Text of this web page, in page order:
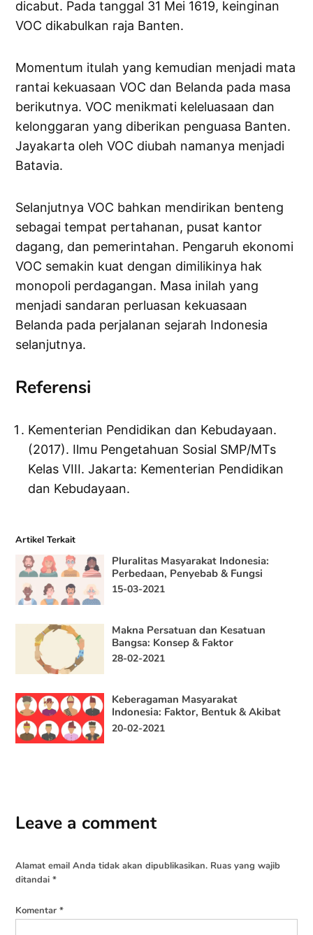
dicabut. Pada tanggal 31 Mei 1619, keinginan
VOC dikabulkan raja Banten.
Momentum itulah yang kemudian menjadi mata
rantai kekuasaan VOC dan Belanda pada masa
berikutnya. VOC menikmati keleluasaan dan
kelonggaran yang diberikan penguasa Banten.
Jayakarta oleh VOC diubah namanya menjadi
Batavia.
Selanjutnya VOC bahkan mendirikan benteng
sebagai tempat pertahanan, pusat kantor
dagang, dan pemerintahan. Pengaruh ekonomi
VOC semakin kuat dengan dimilikinya hak
monopoli perdagangan. Masa inilah yang
menjadi sandaran perluasan kekuasaan
Belanda pada perjalanan sejarah Indonesia
selanjutnya.
Referensi
Kementerian Pendidikan dan Kebudayaan.
(2017). Ilmu Pengetahuan Sosial SMP/MTs
Kelas VIII. Jakarta: Kementerian Pendidikan
dan Kebudayaan.
Artikel Terkait
Pluralitas Masyarakat Indonesia:
Perbedaan, Penyebab & Fungsi
15-03-2021
Makna Persatuan dan Kesatuan
Bangsa: Konsep & Faktor
28-02-2021
Keberagaman Masyarakat
Indonesia: Faktor, Bentuk & Akibat
20-02-2021
Leave a comment
Alamat email Anda tidak akan dipublikasikan. Ruas yang wajib
ditandai*
Komentar*